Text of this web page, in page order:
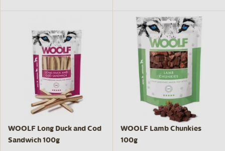
WOOLF Long Duck and Cod
Sandwich 100g
WOOLF Lamb Chunkies
100g